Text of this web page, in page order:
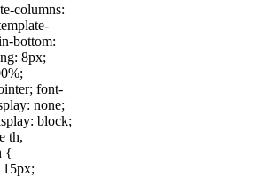
columns:
bottom:
8px;
font-
none;
block;
th,
{